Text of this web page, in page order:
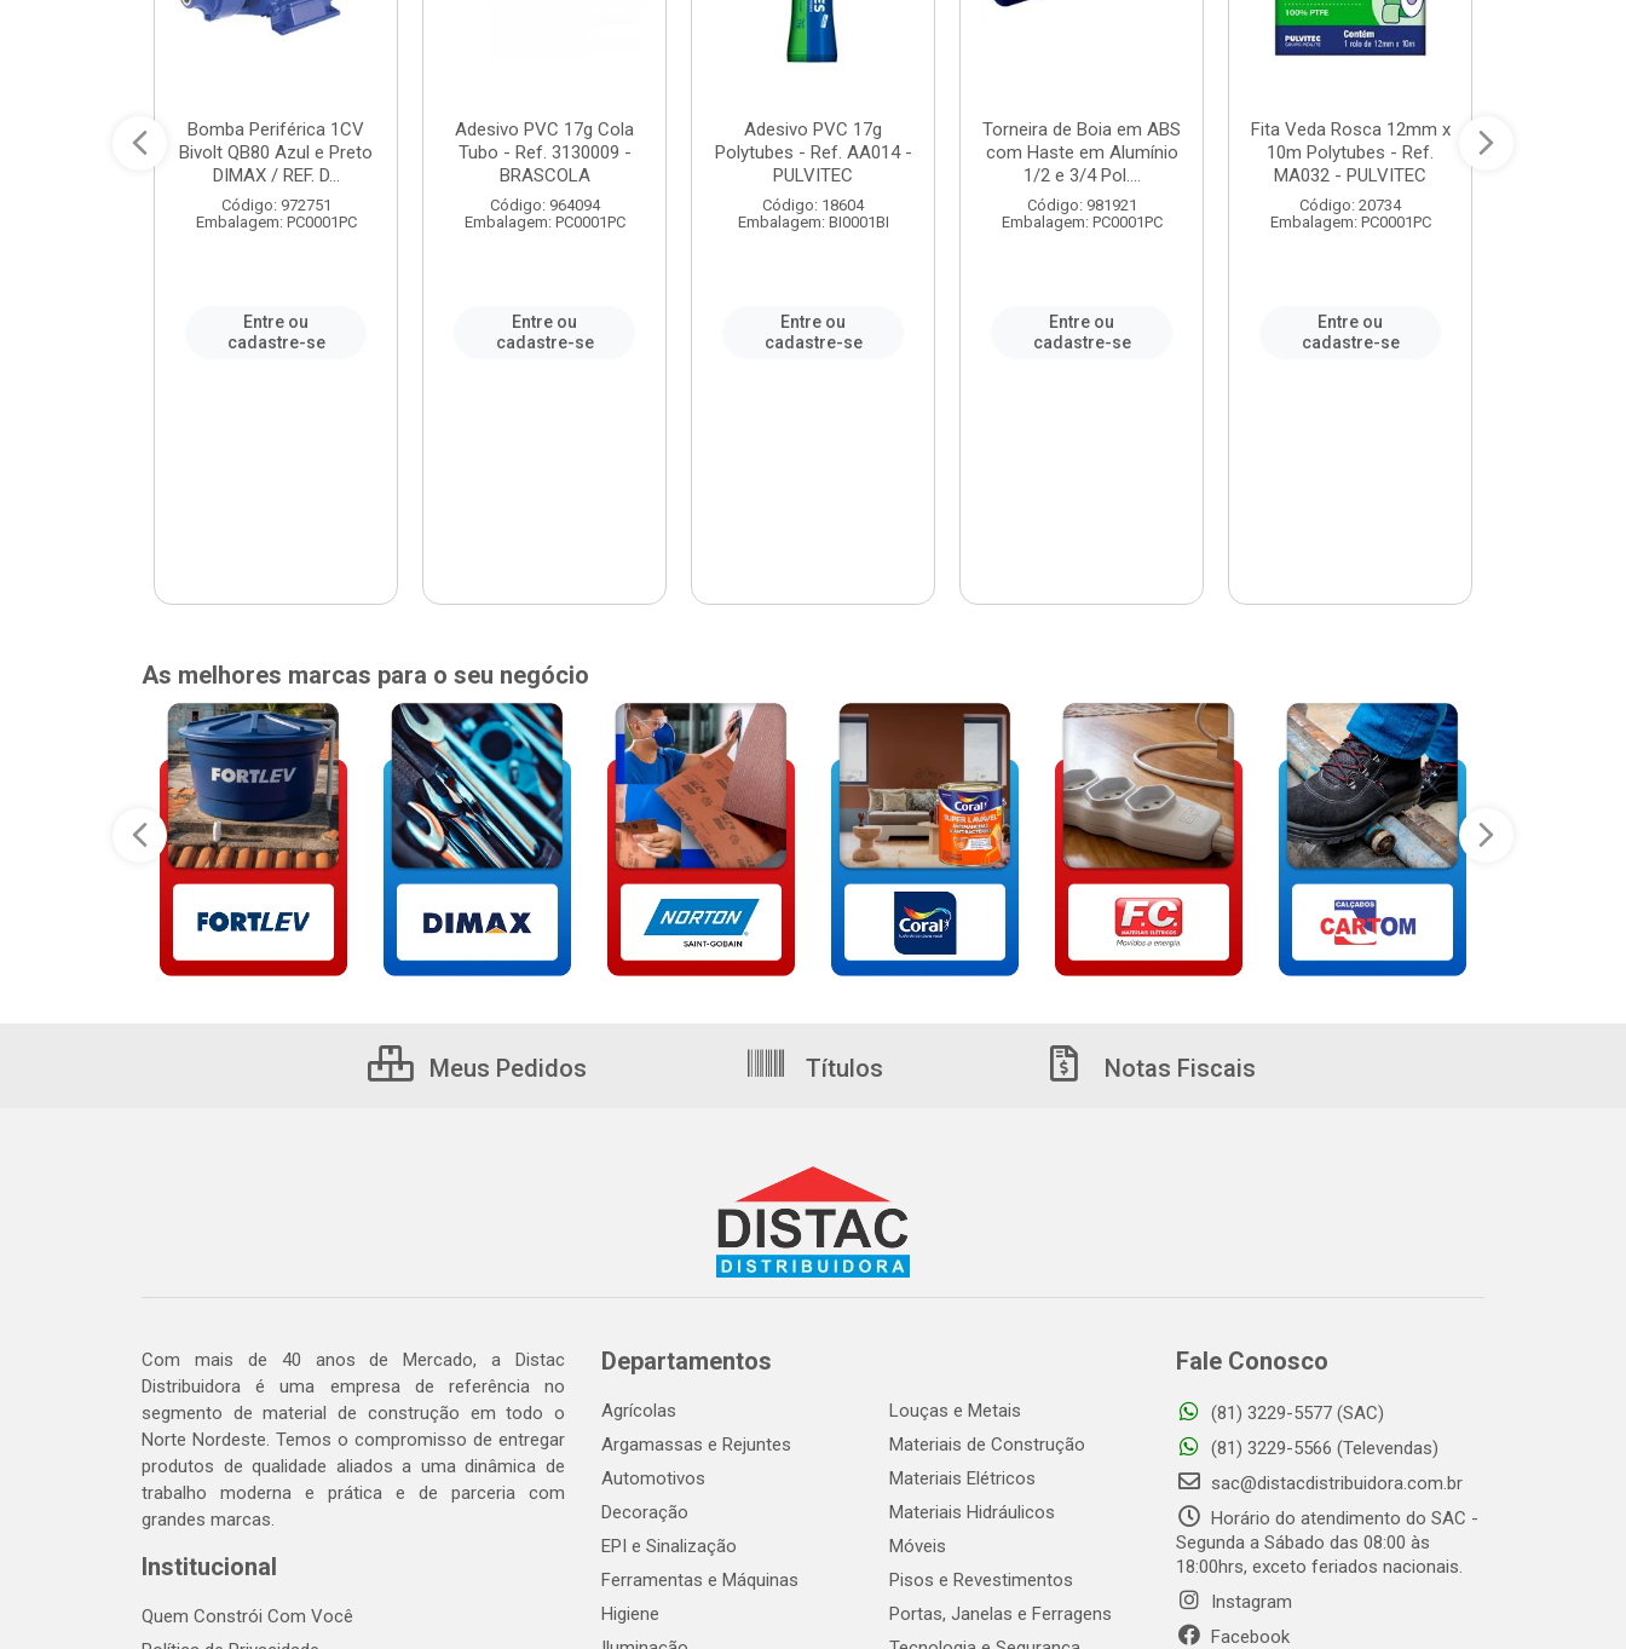
Bomba Periférica 1CV
Bivolt QB80 Azul e Preto
DIMAX / REF. D...
Código: 972751
Embalagem: PC0001PC
Entre ou
cadastre-se
Adesivo PVC 17g Cola
Tubo - Ref. 3130009 -
BRASCOLA
Código: 964094
Embalagem: PC0001PC
Entre ou
cadastre-se
Adesivo PVC 17g
Polytubes - Ref. AA014 -
PULVITEC
Código: 18604
Embalagem: BI0001BI
Entre ou
cadastre-se
Torneira de Boia em ABS
com Haste em Alumínio
1/2 e 3/4 Pol....
Código: 981921
Embalagem: PC0001PC
Entre ou
cadastre-se
Fita Veda Rosca 12mm x
10m Polytubes - Ref.
MA032 - PULVITEC
Código: 20734
Embalagem: PC0001PC
Entre ou
cadastre-se
As melhores marcas para o seu negócio
Meus Pedidos Títulos Notas Fiscais
Com mais de 40 anos de Mercado, a Distac
Distribuidora é uma empresa de referência no
segmento de material de construção em todo o
Norte Nordeste. Temos o compromisso de entregar
produtos de qualidade aliados a uma dinâmica de
trabalho moderna e prática e de parceria com
grandes marcas.
Institucional
Quem Constrói Com Você
Departamentos
Agrícolas
Argamassas e Rejuntes
Automotivos
Decoração
EPI e Sinalização
Ferramentas e Máquinas
Higiene
Louças e Metais
Materiais de Construção
Materiais Elétricos
Materiais Hidráulicos
Móveis
Pisos e Revestimentos
Portas, Janelas e Ferragens
Fale Conosco
(81) 3229-5577 (SAC)
(81) 3229-5566 (Televendas)
sac@distacdistribuidora.com.br
Horário do atendimento do SAC -
Segunda a Sábado das 08:00 às
18:00hrs, exceto feriados nacionais.
Instagram
Facebook